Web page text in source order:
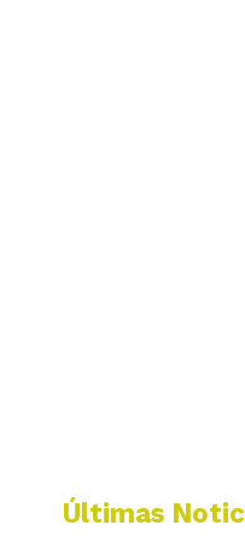
Últimas